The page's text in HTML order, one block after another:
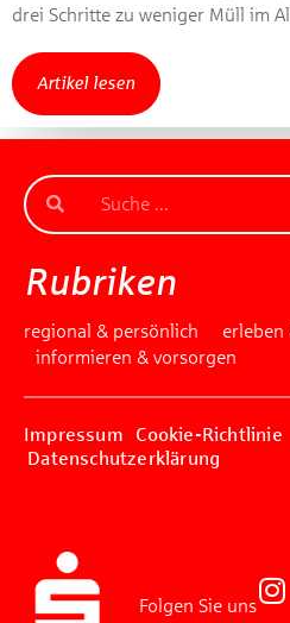
drei Schritte zu weniger Müll im
Artikel lesen
Rubriken
regional & persönlich
erleben
informieren & vorsorgen
Impressum Cookie-Richtlinie
Datenschutzerklärung
Folgen Sie uns